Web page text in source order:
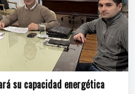
su capacidad energética